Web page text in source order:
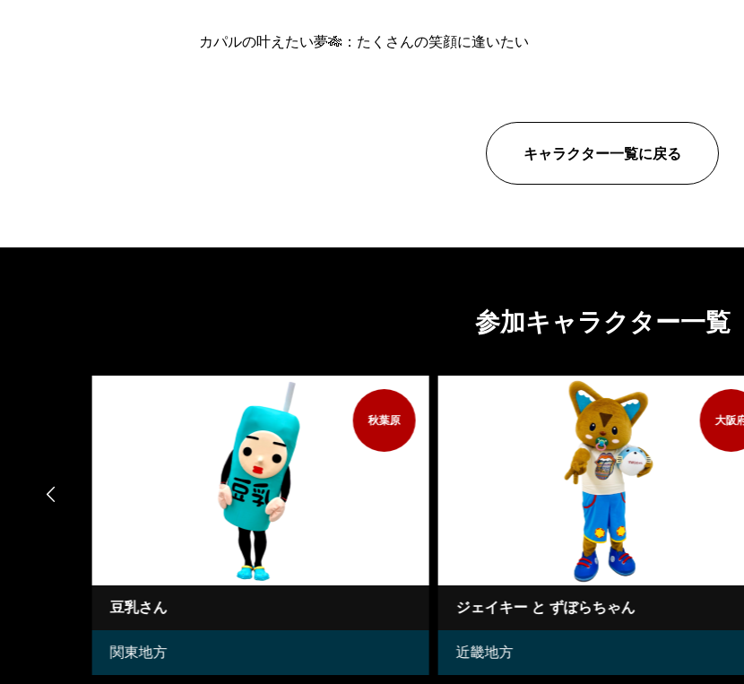
カパルの叶えたい夢🎋：たくさんの笑顔に逢いたい
キャラクター一覧に戻る
参加キャラクター一覧
秋葉原
豆乳さん
関東地方
大阪府
ジェイキー と ずぼらちゃん
近畿地方
